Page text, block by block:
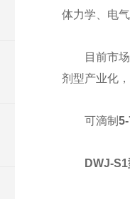
体力学、电
目前市场
剂型产业化
可滴制
DWJ-